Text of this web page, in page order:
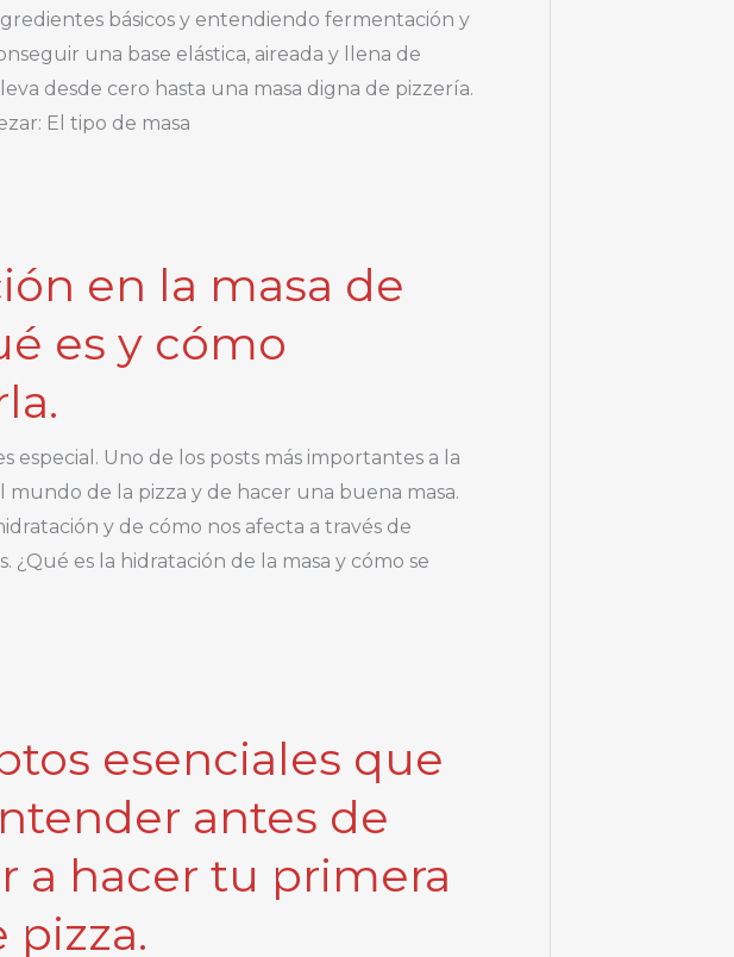
básicos y entendiendo fermentación y
una base elástica, aireada y llena de
desde cero hasta una masa digna de pizzería.
El tipo de masa
en la masa de
es y cómo
especial. Uno de los posts más importantes a la
mundo de la pizza y de hacer una buena masa.
y de cómo nos afecta a través de
¿Qué es la hidratación de la masa y cómo se
esenciales que
antes de
a hacer tu primera
pizza.